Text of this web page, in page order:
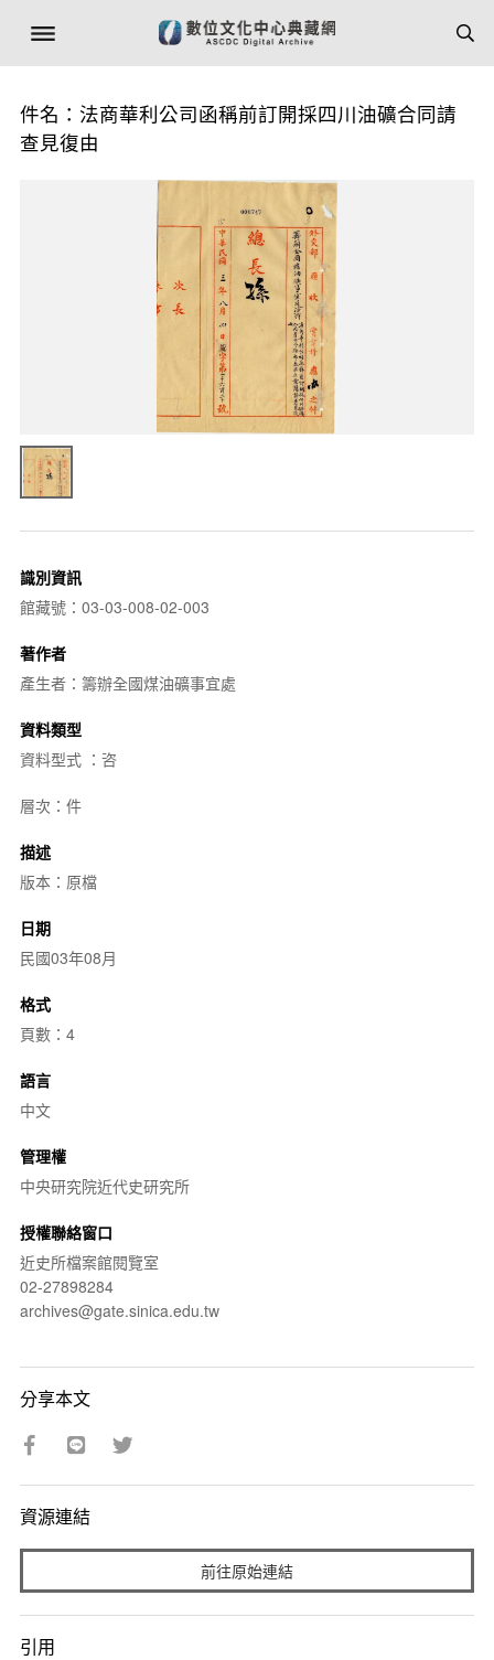
件名：法商華利公司函稱前訂開採四川油礦合同請
查見復由
識別資訊
館藏號：03-03-008-02-003
著作者
產生者：籌辦全國煤油礦事宜處
資料類型
資料型式 ：咨
層次：件
描述
版本：原檔
日期
民國03年08月
格式
頁數：4
語言
中文
管理權
中央研究院近代史研究所
授權聯絡窗口
近史所檔案館閱覽室
02-27898284
archives@gate.sinica.edu.tw
分享本文
資源連結
前往原始連結
引用